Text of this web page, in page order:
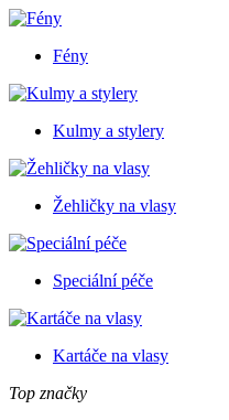
Fény
Kulmy a stylery
Žehličky na vlasy
Speciální péče
Kartáče na vlasy
Top značky